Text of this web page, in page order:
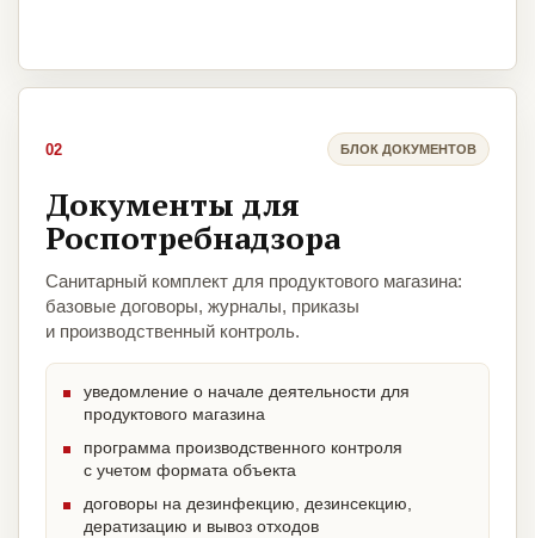
02 БЛОК ДОКУМЕНТОВ
Документы для
Роспотребнадзора
Санитарный комплект для продуктового магазина:
базовые договоры, журналы, приказы
и производственный контроль.
уведомление о начале деятельности для
продуктового магазина
программа производственного контроля
с учетом формата объекта
договоры на дезинфекцию, дезинсекцию,
дератизацию и вывоз отходов